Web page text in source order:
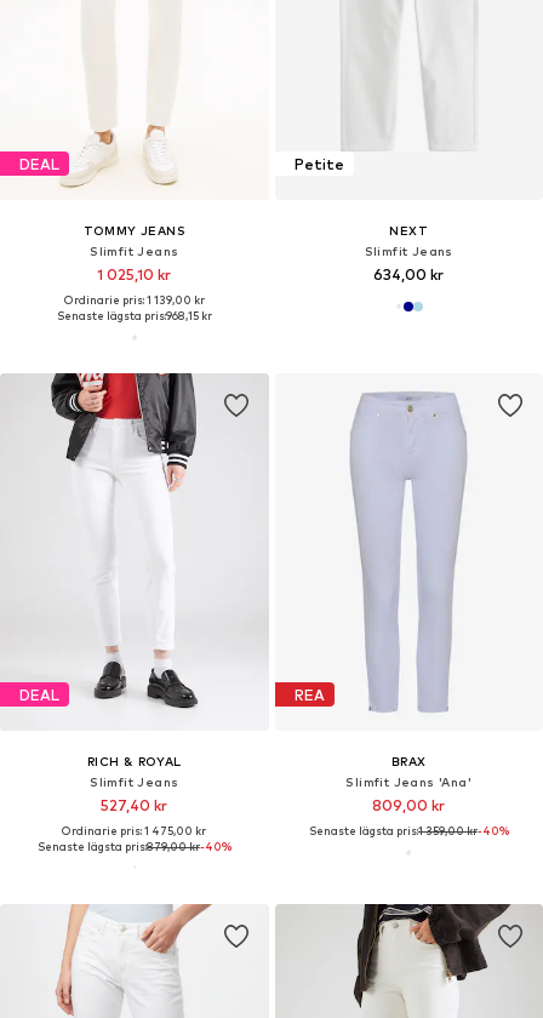
DEAL
TOMMY JEANS
Slimfit Jeans
1 025,10 kr
Ordinarie pris: 1 139,00 kr
Senaste lägsta pris:968,15 kr
Petite
NEXT
Slimfit Jeans
634,00 kr
DEAL
RICH & ROYAL
Slimfit Jeans
527,40 kr
Ordinarie pris: 1 475,00 kr
Senaste lägsta pris:879,00 kr-40%
REA
BRAX
Slimfit Jeans 'Ana'
809,00 kr
Senaste lägsta pris:1 359,00 kr-40%